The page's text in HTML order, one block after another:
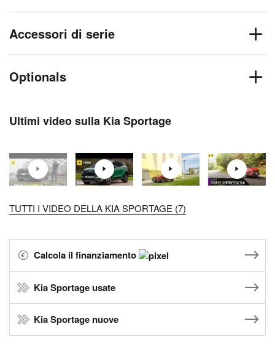
Accessori di serie
Optionals
Ultimi video sulla Kia Sportage
TUTTI I VIDEO DELLA KIA SPORTAGE (7)
Calcola il finanziamento
Kia Sportage usate
Kia Sportage nuove